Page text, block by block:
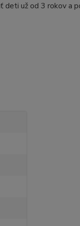
deti už od 3 rokov a